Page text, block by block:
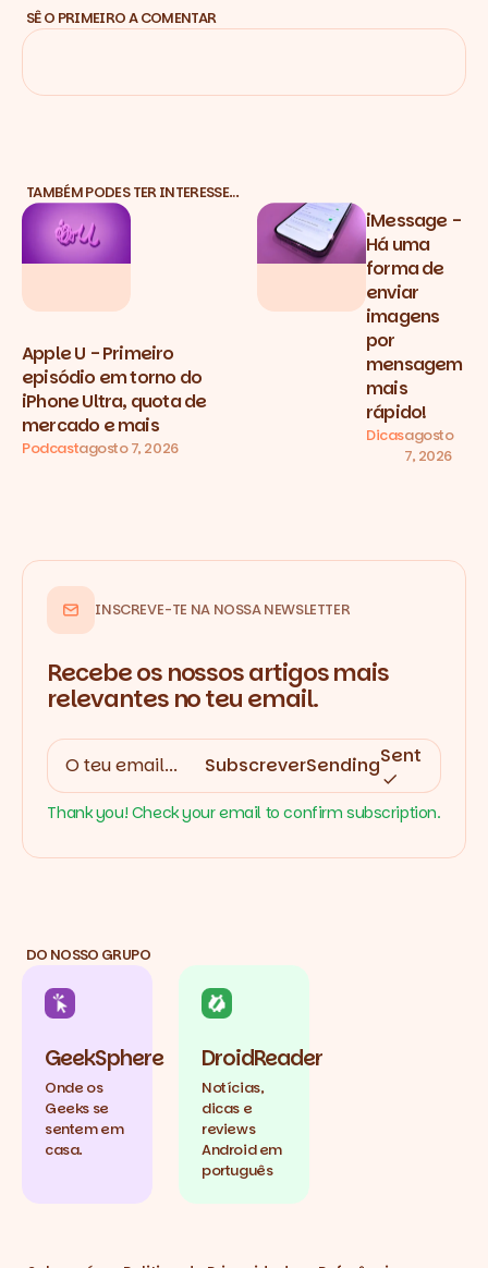
SÊ O PRIMEIRO A COMENTAR
TAMBÉM PODES TER INTERESSE…
Apple U - Primeiro
episódio em torno do
iPhone Ultra, quota de
mercado e mais
Podcastagosto 7, 2026
iMessage -
Há uma
forma de
enviar
imagens
por
mensagem
mais
rápido!
Dicasagosto
7, 2026
INSCREVE-TE NA NOSSA NEWSLETTER
Recebe os nossos artigos mais
relevantes no teu email.
SubscreverSendingSent
Thank you! Check your email to confirm subscription.
DO NOSSO GRUPO
GeekSphere
Onde os
Geeks se
sentem em
casa.
DroidReader
Notícias,
dicas e
reviews
Android em
português